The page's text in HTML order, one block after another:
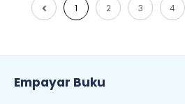
1 2 3 4
Empayar Buku